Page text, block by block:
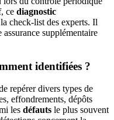
ce diagnostic
check-list des experts. Il
supplémentaire
identifiées ?
repérer divers types de
effondrements, dépôts
les défauts le plus souvent